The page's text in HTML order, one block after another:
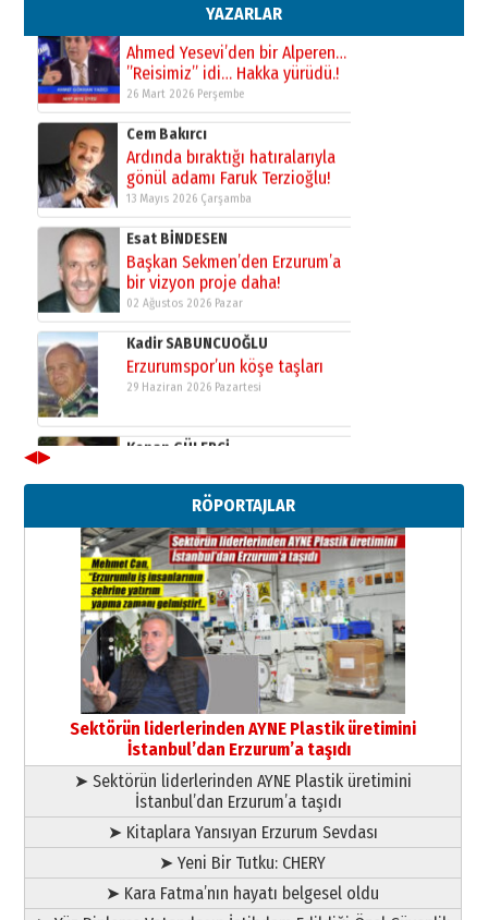
YAZARLAR
02 Ağustos 2026 Pazar
Kadir SABUNCUOĞLU
Erzurumspor’un köşe taşları
29 Haziran 2026 Pazartesi
Kenan GÜLERCİ
Murat Şahsuvaroğlu ERKON’da
çıtayı yukarı taşırken,
yönetimdekiler aşağı
çekmemeli!
17 Şubat 2026 SalıOrhan BOZKURT
Bir fotoğraf, bir şehir, bir
gazeteci… Dizginler kimin
elinde?
31 Mart 2026 Salı
A. Berhan Yılmaz
BİR BÖLÜM DEĞİL, BİR ÖMÜR
ATATÜRK ÜNİVERSİTESİ?”
28 Temmuz 2026 Salı
Ahmed Yesevi’den bir Alperen…
”Reisimiz” idi… Hakka yürüdü.!
26 Mart 2026 Perşembe
Cem Bakırcı
Ardında bıraktığı hatıralarıyla
gönül adamı Faruk Terzioğlu!
13 Mayıs 2026 Çarşamba
Esat BİNDESEN
Başkan Sekmen’den Erzurum’a
bir vizyon proje daha!
02 Ağustos 2026 Pazar
◀▶
RÖPORTAJLAR
Sektörün liderlerinden AYNE Plastik üretimini
İstanbul’dan Erzurum’a taşıdı
➤ Sektörün liderlerinden AYNE Plastik üretimini
İstanbul’dan Erzurum’a taşıdı
➤ Kitaplara Yansıyan Erzurum Sevdası
➤ Yeni Bir Tutku: CHERY
➤ Kara Fatma’nın hayatı belgesel oldu